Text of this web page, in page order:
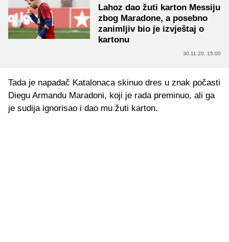
Lahoz dao žuti karton Messiju
zbog Maradone, a posebno
zanimljiv bio je izvještaj o
kartonu
30.11.20. 15:00
Tada je napadač Katalonaca skinuo dres u znak počasti
Diegu Armandu Maradoni, koji je rada preminuo, ali ga
je sudija ignorisao i dao mu žuti karton.